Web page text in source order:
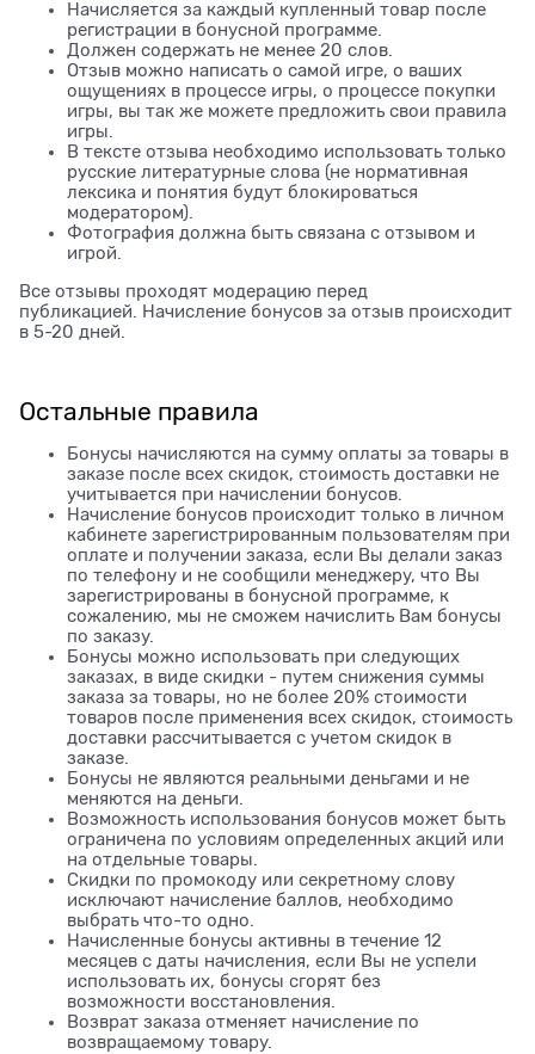
Начисляется за каждый купленный товар после
регистрации в бонусной программе.
Должен содержать не менее 20 слов.
Отзыв можно написать о самой игре, о ваших
ощущениях в процессе игры, о процессе покупки
игры, вы так же можете предложить свои правила
игры.
В тексте отзыва необходимо использовать только
русские литературные слова (не нормативная
лексика и понятия будут блокироваться
модератором).
Фотография должна быть связана с отзывом и
игрой.
Все отзывы проходят модерацию перед
публикацией. Начисление бонусов за отзыв происходит
в 5-20 дней.
Остальные правила
Бонусы начисляются на сумму оплаты за товары в
заказе после всех скидок, стоимость доставки не
учитывается при начислении бонусов.
Начисление бонусов происходит только в личном
кабинете зарегистрированным пользователям при
оплате и получении заказа, если Вы делали заказ
по телефону и не сообщили менеджеру, что Вы
зарегистрированы в бонусной программе, к
сожалению, мы не сможем начислить Вам бонусы
по заказу.
Бонусы можно использовать при следующих
заказах, в виде скидки - путем снижения суммы
заказа за товары, но не более 20% стоимости
товаров после применения всех скидок, стоимость
доставки рассчитывается с учетом скидок в
заказе.
Бонусы не являются реальными деньгами и не
меняются на деньги.
Возможность использования бонусов может быть
ограничена по условиям определенных акций или
на отдельные товары.
Скидки по промокоду или секретному слову
исключают начисление баллов, необходимо
выбрать что-то одно.
Начисленные бонусы активны в течение 12
месяцев с даты начисления, если Вы не успели
использовать их, бонусы сгорят без
возможности восстановления.
Возврат заказа отменяет начисление по
возвращаемому товару.